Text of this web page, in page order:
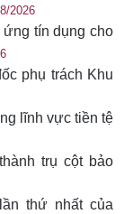
2026
ứng tín dụng cho
phụ trách Khu
lĩnh vực tiền tệ
trụ cột bảo
thứ nhất của